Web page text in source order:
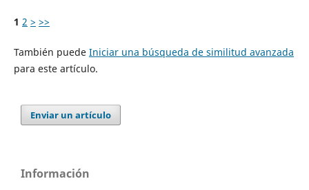
1 2 > >>
También puede Iniciar una búsqueda de similitud avanzada
para este artículo.
Enviar un artículo
Información